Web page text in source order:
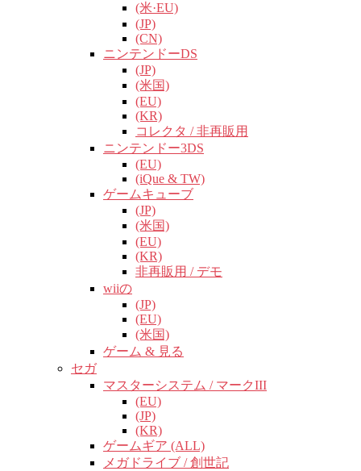
(米·EU)
(JP)
(CN)
ニンテンドーDS
(JP)
(米国)
(EU)
(KR)
コレクタ / 非再販用
ニンテンドー3DS
(EU)
(iQue & TW)
ゲームキューブ
(JP)
(米国)
(EU)
(KR)
非再販用 / デモ
wiiの
(JP)
(EU)
(米国)
ゲーム & 見る
セガ
マスターシステム / マークIII
(EU)
(JP)
(KR)
ゲームギア (ALL)
メガドライブ / 創世記